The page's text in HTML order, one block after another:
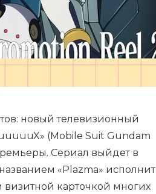
новый телевизионный
(Mobile Suit Gundam
Сериал выйдет в
«Plazma» исполнит
визитной карточкой многих